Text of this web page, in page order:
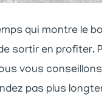
qui montre le
sortir en profiter.
vous
pas plus